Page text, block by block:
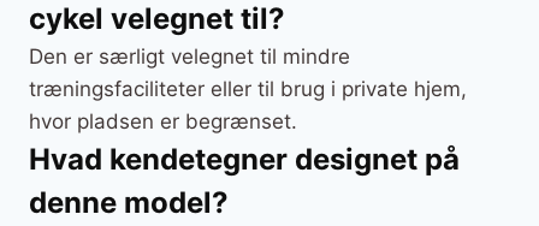
cykel velegnet til?
Den er særligt velegnet til mindre
træningsfaciliteter eller til brug i private hjem,
hvor pladsen er begrænset.
Hvad kendetegner designet på
denne model?